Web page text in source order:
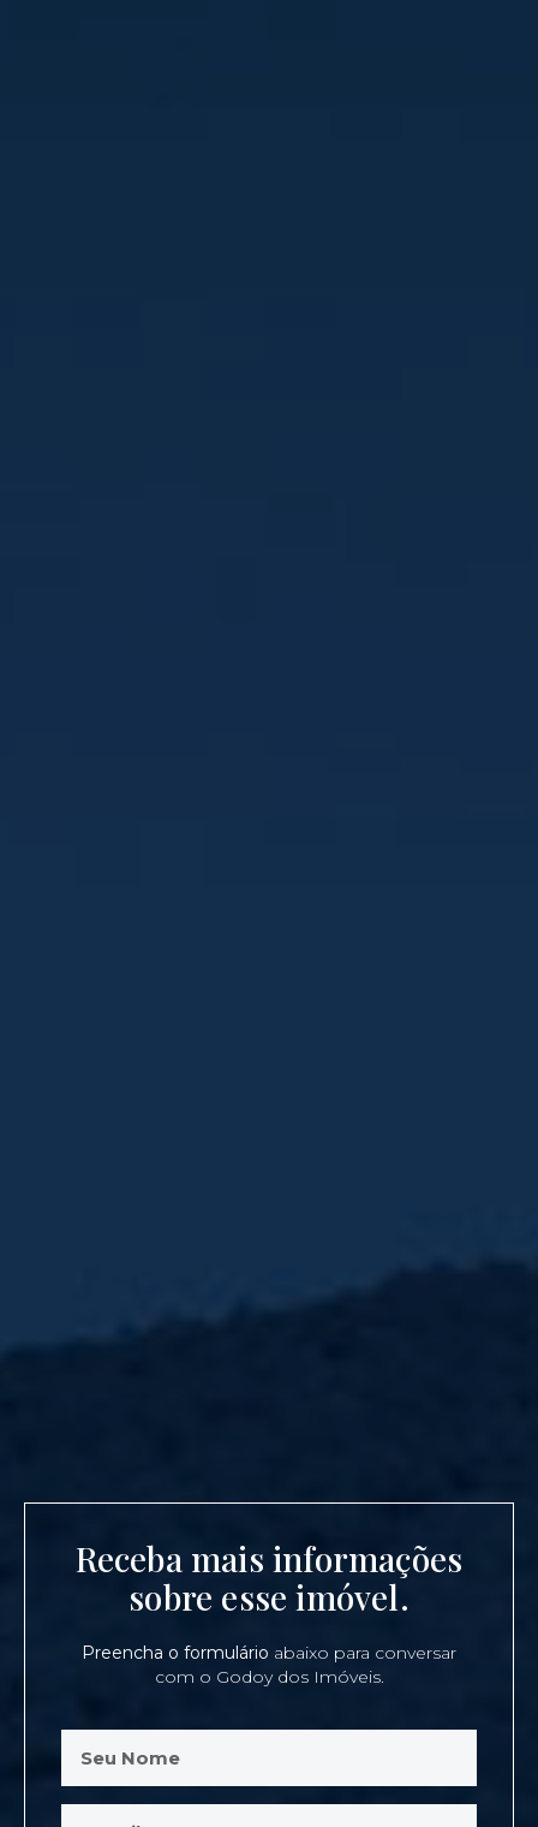
Receba mais informações
sobre esse imóvel.
Preencha o formulário abaixo para conversar
com o Godoy dos Imóveis.